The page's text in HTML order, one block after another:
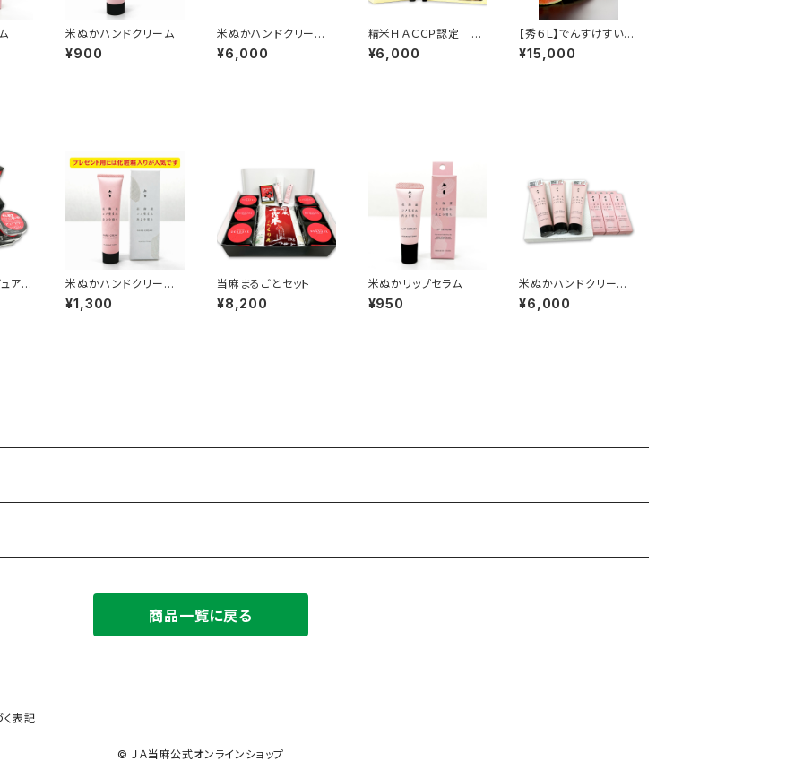
米ぬかハンドクリーム
¥900
米ぬかハンドクリーム３
本入れ 化粧箱 + 米
ぬかリップセラム 3箱
¥6,000
精米ＨＡＣＣＰ認定 今
摺米 きたくりん 米ぬ
かハンドクリーム リッ
¥6,000
【秀６Ｌ】でんすけすいか
+でんすけすいかピュア
ゼリー３個
¥15,000
アゼ
米ぬかハンドクリー
ム 化粧箱入り
¥1,300
当麻まるごとセット
¥8,200
米ぬかリップセラム
¥950
米ぬかハンドクリーム３
本入れ 化粧箱 + 米
ぬかリップセラム 3箱
¥6,000
商品一覧に戻る
表記
© ＪＡ当麻公式オンラインショップ